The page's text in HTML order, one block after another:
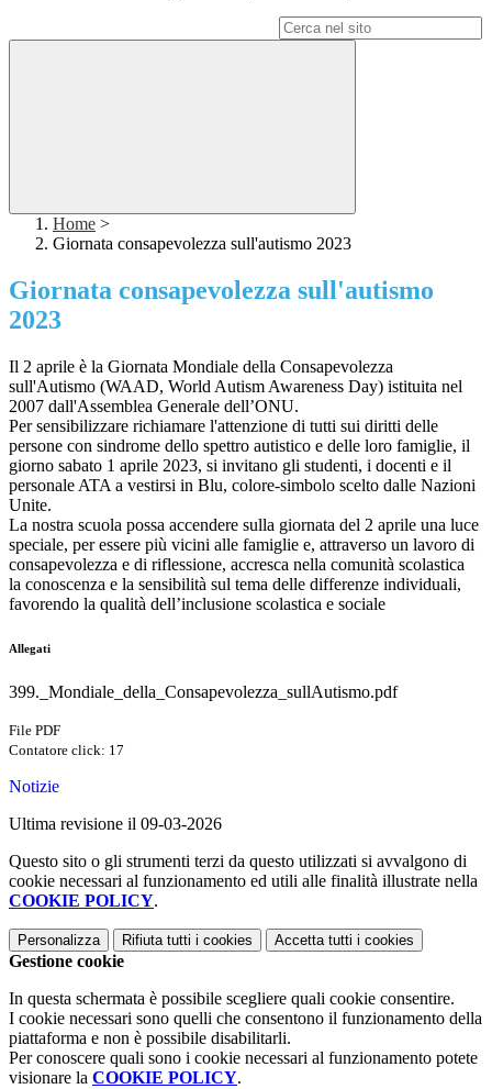
Home >
Giornata consapevolezza sull'autismo 2023
Giornata consapevolezza sull'autismo
2023
Il 2 aprile è la Giornata Mondiale della Consapevolezza
sull'Autismo (WAAD, World Autism Awareness Day) istituita nel
2007 dall'Assemblea Generale dell’ONU.
Per sensibilizzare richiamare l'attenzione di tutti sui diritti delle
persone con sindrome dello spettro autistico e delle loro famiglie, il
giorno sabato 1 aprile 2023, si invitano gli studenti, i docenti e il
personale ATA a vestirsi in Blu, colore-simbolo scelto dalle Nazioni
Unite.
La nostra scuola possa accendere sulla giornata del 2 aprile una luce
speciale, per essere più vicini alle famiglie e, attraverso un lavoro di
consapevolezza e di riflessione, accresca nella comunità scolastica
la conoscenza e la sensibilità sul tema delle differenze individuali,
favorendo la qualità dell’inclusione scolastica e sociale
Allegati
399._Mondiale_della_Consapevolezza_sullAutismo.pdf
File PDF
Contatore click: 17
Notizie
Ultima revisione il 09-03-2026
Questo sito o gli strumenti terzi da questo utilizzati si avvalgono di
cookie necessari al funzionamento ed utili alle finalità illustrate nella
COOKIE POLICY.
Personalizza Rifiuta tutti i cookies Accetta tutti i cookies
Gestione cookie
In questa schermata è possibile scegliere quali cookie consentire.
I cookie necessari sono quelli che consentono il funzionamento della
piattaforma e non è possibile disabilitarli.
Per conoscere quali sono i cookie necessari al funzionamento potete
visionare la COOKIE POLICY.